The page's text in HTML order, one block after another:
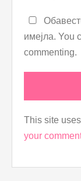
имејла. You
commenting.
This site
your